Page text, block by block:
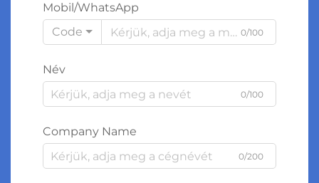
Mobil/WhatsApp
Code
0/100
Név
0/100
Company Name
0/200